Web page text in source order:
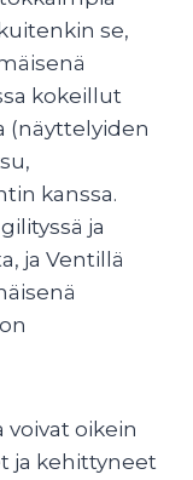
se,
kokeillut
(näyttelyiden
kanssa.
ja
ja Ventillä
oikein
ja kehittyneet